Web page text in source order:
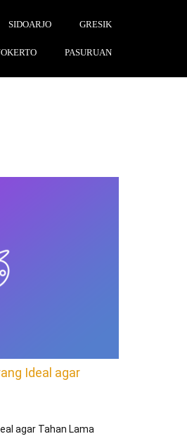
SIDOARJO GRESIK
PASURUAN
Ideal agar
agar Tahan Lama